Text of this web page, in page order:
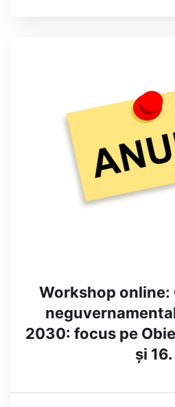
Workshop
2030: focus pe
și 16.